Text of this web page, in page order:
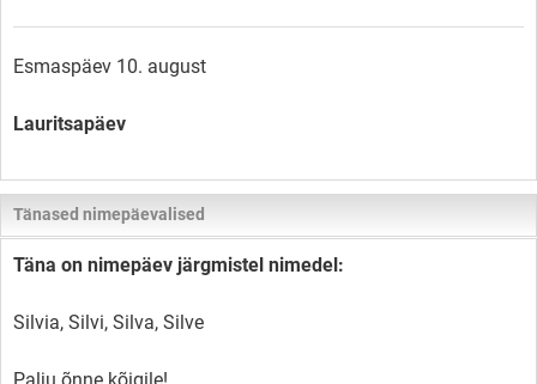
Esmaspäev 10. august
Lauritsapäev
Tänased nimepäevalised
Täna on nimepäev järgmistel nimedel:
Silvia, Silvi, Silva, Silve